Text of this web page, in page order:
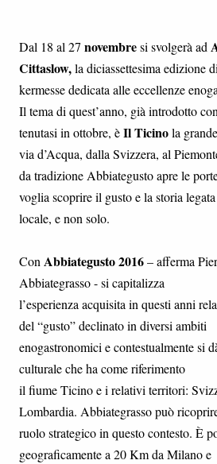
Dal 18 al 27 novembresi svolgerà ad
Cittaslow,la diciassettesima edizione
kermesse dedicata alle eccellenze
Il tema di quest’anno, già introdotto
tenutasi in ottobre, èIl Ticinola grande
via d’Acqua, dalla Svizzera, al
da tradizione Abbiategusto apre le
voglia scoprire il gusto e la storia
locale, e non solo.
ConAbbiategusto 2016– afferma
Abbiategrasso - si capitalizza
l’esperienza acquisita in questi anni
del “gusto” declinato in diversi ambiti
enogastronomici e contestualmente si
culturale che ha come riferimento
il fiume Ticino e i relativi territori:
Lombardia. Abbiategrasso può
ruolo strategico in questo contesto. È
geograficamente a 20 Km da Milano e